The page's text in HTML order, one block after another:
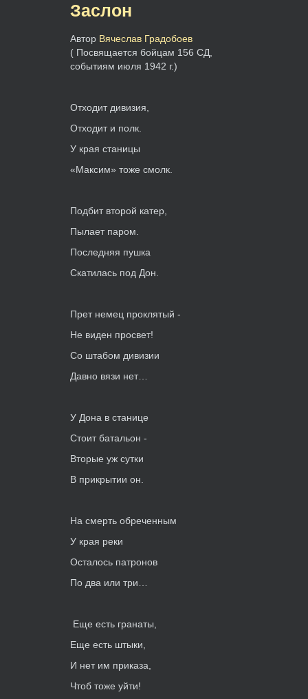
Заслон
Автор Вячеслав Градобоев
( Посвящается бойцам 156 СД,
событиям июля 1942 г.)
Отходит дивизия,
Отходит и полк.
У края станицы
«Максим» тоже смолк.
Подбит второй катер,
Пылает паром.
Последняя пушка
Скатилась под Дон.
Прет немец проклятый -
Не виден просвет!
Со штабом дивизии
Давно вязи нет…
У Дона в станице
Стоит батальон -
Вторые уж сутки
В прикрытии он.
На смерть обреченным
У края реки
Осталось патронов
По два или три…
Еще есть гранаты,
Еще есть штыки,
И нет им приказа,
Чтоб тоже уйти!